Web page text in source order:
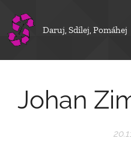
Daruj, Sdílej, Pomáhej
Johan